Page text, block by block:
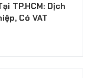
TP.HCM: Dịch
Có VAT